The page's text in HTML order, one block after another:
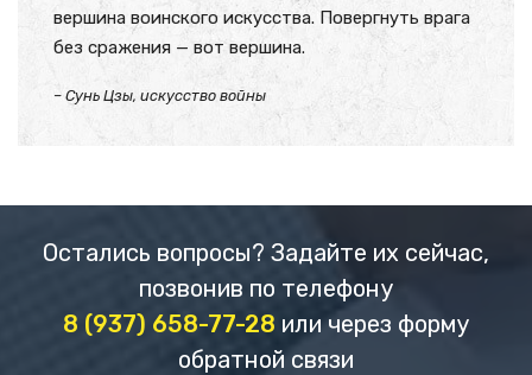
вершина воинского искусства. Повергнуть врага
без сражения — вот вершина.
– Сунь Цзы, искусство войны
Остались вопросы? Задайте их сейчас,
позвонив по телефону
8 (937) 658-77-28 или через форму
обратной связи